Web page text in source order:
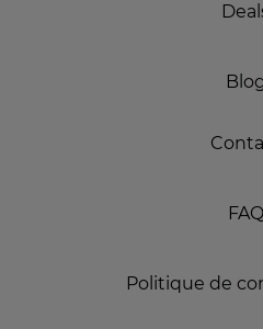
FAQ
Politique de